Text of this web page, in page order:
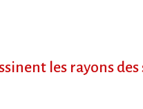
les rayons